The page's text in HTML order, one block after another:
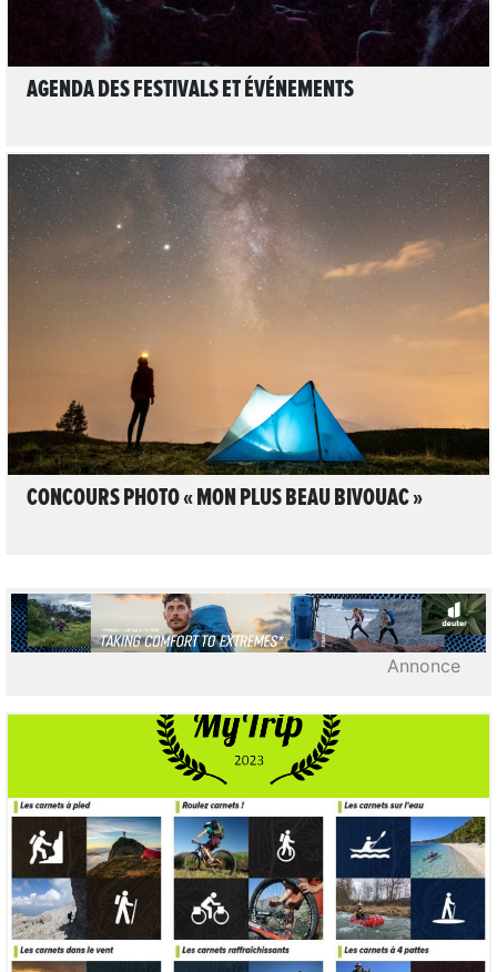
AGENDA DES FESTIVALS ET ÉVÉNEMENTS
LIRE L'ARTICLE
CONCOURS PHOTO « MON PLUS BEAU BIVOUAC »
Annonce
LIRE L'ARTICLE